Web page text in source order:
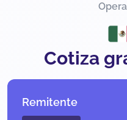
Cotiza
Remitente